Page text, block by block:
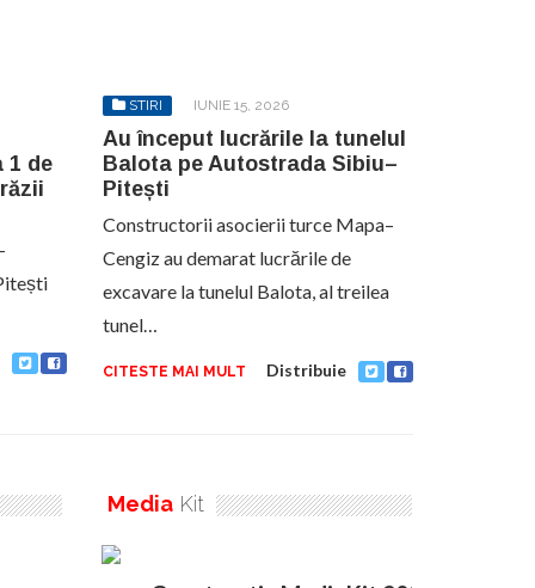
1 de
STIRI IUNIE 15, 2026
Au început lucrările la tunelul
Balota pe Autostrada Sibiu–
Pitești
Constructorii asocierii turce Mapa–
Cengiz au demarat lucrările de
excavare la tunelul Balota, al treilea
tunel…
CITESTE MAI MULT Distribuie
Media Kit